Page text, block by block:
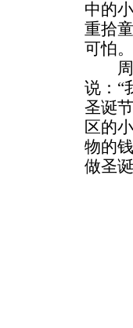
中的
重拾
可怕。
周汶
说：“
圣诞
区的
物的
做圣